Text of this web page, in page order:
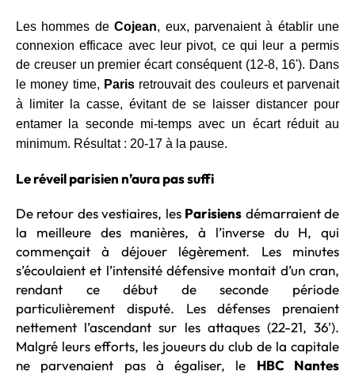
Les hommes deCojean, eux, parvenaient à établir une
connexion efficace avec leur pivot, ce qui leur a permis
de creuser un premier écart conséquent (12-8, 16'). Dans
le money time, Parisretrouvait des couleurs et parvenait
à limiter la casse, évitant de se laisser distancer pour
entamer la seconde mi-temps avec un écart réduit au
minimum. Résultat : 20-17 à la pause.
Le réveil parisien n’aura pas suffi
De retour des vestiaires, les Parisiens démarraient de
la meilleure des manières, à l’inverse du H, qui
commençait à déjouer légèrement. Les minutes
s’écoulaient et l’intensité défensive montait d’un cran,
rendant ce début de seconde période
particulièrement disputé. Les défenses prenaient
nettement l’ascendant sur les attaques (22-21, 36').
Malgré leurs efforts, les joueurs du club de la capitale
ne parvenaient pas à égaliser, le HBC Nantes